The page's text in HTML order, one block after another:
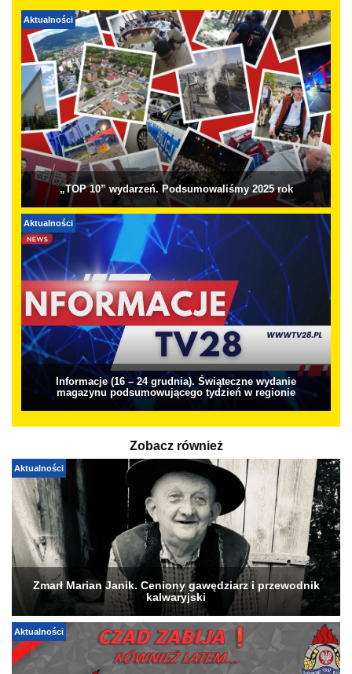
Aktualności
„TOP 10” wydarzeń. Podsumowaliśmy 2025 rok
Aktualności
Informacje (16 – 24 grudnia). Świąteczne wydanie
magazynu podsumowującego tydzień w regionie
Zobacz również
Aktualności
Zmarł Marian Janik. Ceniony gawędziarz i przewodnik
kalwaryjski
Aktualności